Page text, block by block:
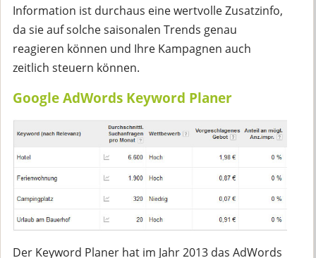
Information ist durchaus eine wertvolle Zusatzinfo,
da sie auf solche saisonalen Trends genau
reagieren können und Ihre Kampagnen auch
zeitlich steuern können.
Google AdWords Keyword Planer
Der Keyword Planer hat im Jahr 2013 das AdWords